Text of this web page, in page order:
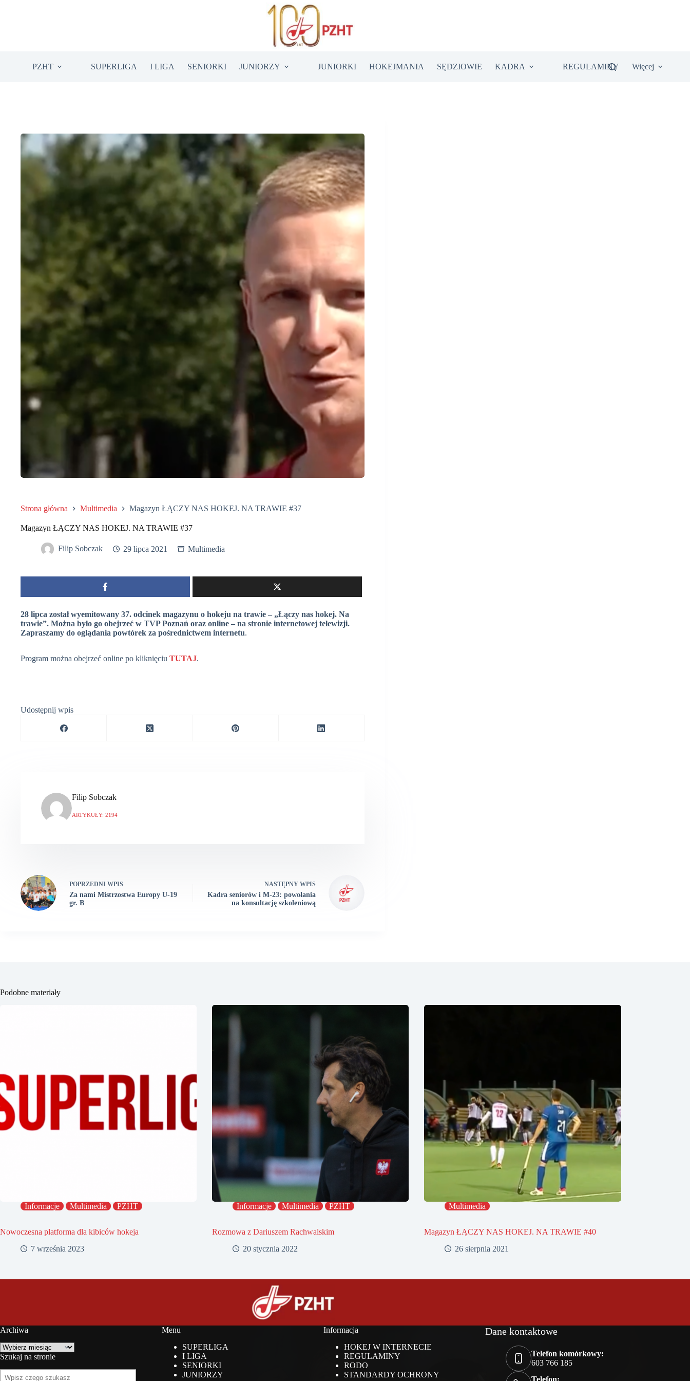
PZHT SUPERLIGA I LIGA SENIORKI JUNIORZY JUNIORKI HOKEJMANIA SĘDZIOWIE KADRA REGULAMINY Więcej
Strona główna Multimedia Magazyn ŁĄCZY NAS HOKEJ. NA TRAWIE #37
Magazyn ŁĄCZY NAS HOKEJ. NA TRAWIE #37
Filip Sobczak 29 lipca 2021 Multimedia
28 lipca został wyemitowany 37. odcinek magazynu o hokeju na trawie – „Łączy nas hokej. Na
trawie”. Można było go obejrzeć w TVP Poznań oraz online – na stronie internetowej telewizji.
Zapraszamy do oglądania powtórek za pośrednictwem internetu.
Program można obejrzeć online po kliknięciu TUTAJ.
Udostępnij wpis
Filip Sobczak
ARTYKUŁY: 2194
POPRZEDNI WPIS
Za nami Mistrzostwa Europy U-19
gr. B
NASTĘPNY WPIS
Kadra seniorów i M-23: powołania
na konsultację szkoleniową
Podobne materiały
Informacje Multimedia PZHT
Nowoczesna platforma dla kibiców hokeja
7 września 2023
Informacje Multimedia PZHT
Rozmowa z Dariuszem Rachwalskim
20 stycznia 2022
Multimedia
Magazyn ŁĄCZY NAS HOKEJ. NA TRAWIE #40
26 sierpnia 2021
Archiwa
Archiwa
Szukaj na stronie
Menu
SUPERLIGA
I LIGA
SENIORKI
JUNIORZY
Informacja
HOKEJ W INTERNECIE
REGULAMINY
RODO
STANDARDY OCHRONY
Dane kontaktowe
Telefon komórkowy:
603 766 185